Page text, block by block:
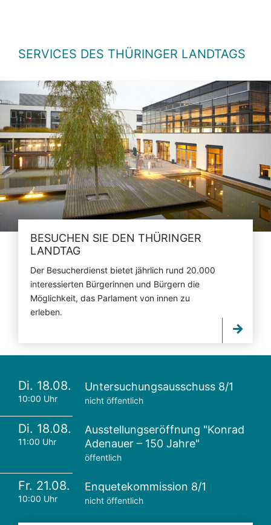
SERVICES DES THÜRINGER LANDTAGS
BESUCHEN SIE DEN THÜRINGER
LANDTAG
Der Besucherdienst bietet jährlich rund 20.000
interessierten Bürgerinnen und Bürgern die
Möglichkeit, das Parlament von innen zu
erleben.
Di. 18.08.
10:00 Uhr
Untersuchungsausschuss 8/1
nicht öffentlich
Di. 18.08.
11:00 Uhr
Ausstellungseröffnung "Konrad
Adenauer – 150 Jahre"
öffentlich
Fr. 21.08.
10:00 Uhr
Enquetekommission 8/1
nicht öffentlich